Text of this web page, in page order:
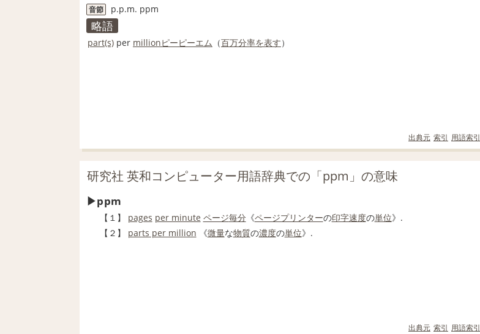
音節 p.p.m. ppm
略語
part(s) per millionピーピーエム （百万分率を表す）
出典元 索引 用語索引
研究社 英和コンピューター用語辞典での「ppm」の意味
ppm
【１】 pages per minute ページ毎分《ページプリンターの印字速度の単位》.
【２】 parts per million 《微量な物質の濃度の単位》.
出典元 索引 用語索引